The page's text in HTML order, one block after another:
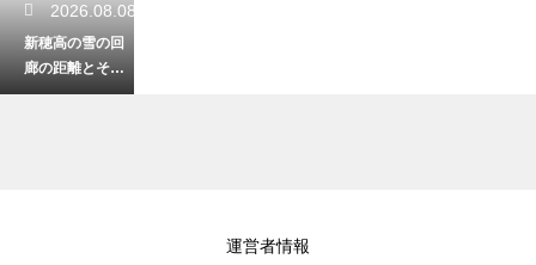
2026.08.08
新穂高の雪の回
廊の距離とその
場所はどこ？春
運営者情報